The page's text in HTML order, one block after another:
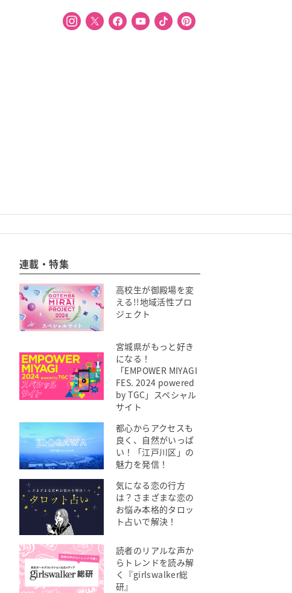
連載・特集
高校生が御殿場を変
える!!地域活性プロ
ジェクト
宮城県がもっと好き
になる！
「EMPOWER MIYAGI
FES. 2024 powered
by TGC」スペシャル
サイト
都心からアクセスも
良く、自然がいっぱ
い！「江戸川区」の
魅力を発信！
気になる恋の行方
は？さまざまな恋の
お悩み本格的タロッ
ト占いで解決！
読者のリアルな声か
らトレンドを読み解
く『girlswalker総
研』